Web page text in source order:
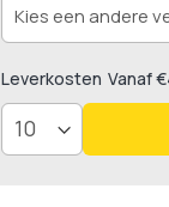
Leverkosten Vanaf